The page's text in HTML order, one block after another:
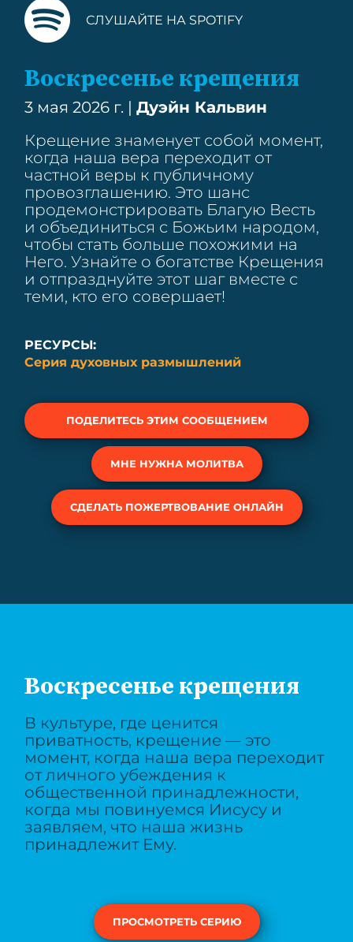
СЛУШАЙТЕ НА SPOTIFY
Воскресенье крещения
3 мая 2026 г. |Дуэйн Кальвин
Крещение знаменует собой момент,
когда наша вера переходит от
частной веры к публичному
провозглашению. Это шанс
продемонстрировать Благую Весть
и объединиться с Божьим народом,
чтобы стать больше похожими на
Него. Узнайте о богатстве Крещения
и отпразднуйте этот шаг вместе с
теми, кто его совершает!
РЕСУРСЫ:
Серия духовных размышлений
ПОДЕЛИТЕСЬ ЭТИМ СООБЩЕНИЕМ
МНЕ НУЖНА МОЛИТВА
СДЕЛАТЬ ПОЖЕРТВОВАНИЕ ОНЛАЙН
Воскресенье крещения
В культуре, где ценится
приватность, крещение — это
момент, когда наша вера переходит
от личного убеждения к
общественной принадлежности,
когда мы повинуемся Иисусу и
заявляем, что наша жизнь
принадлежит Ему.
ПРОСМОТРЕТЬ СЕРИЮ